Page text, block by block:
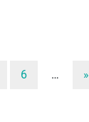
6 … »